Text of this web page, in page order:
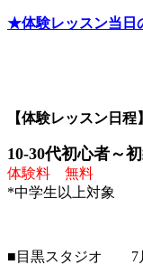
★体験レッスン当日
【体験レッスン日程】
10-30代初心者～
体験料 無料
*中学生以上対象
■目黒スタジオ 7月